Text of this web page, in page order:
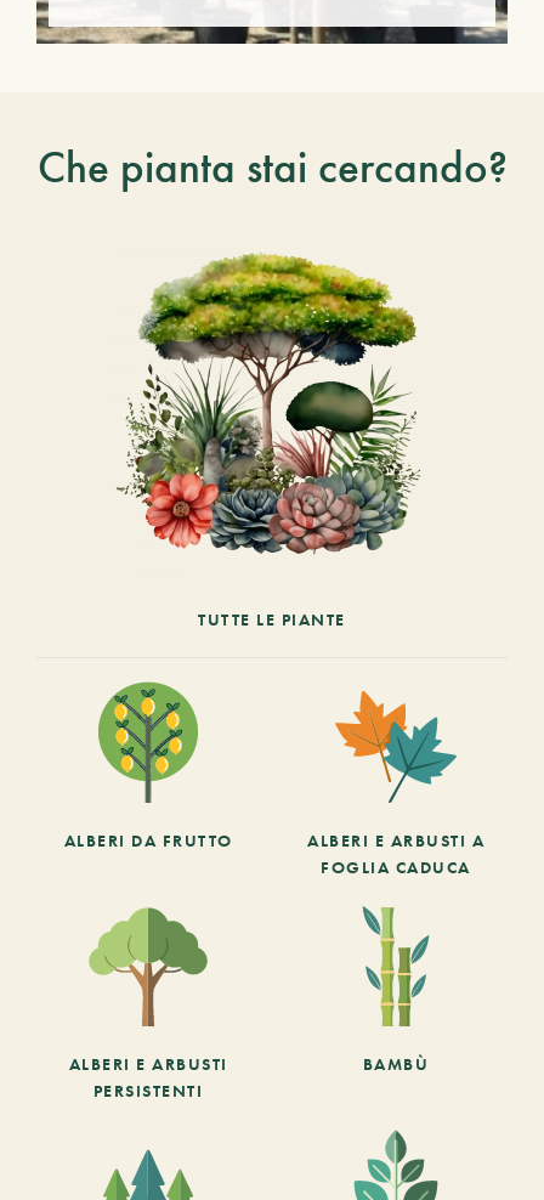
Che pianta stai cercando?
TUTTE LE PIANTE
ALBERI DA FRUTTO
ALBERI E ARBUSTI A
FOGLIA CADUCA
ALBERI E ARBUSTI
PERSISTENTI
BAMBÙ